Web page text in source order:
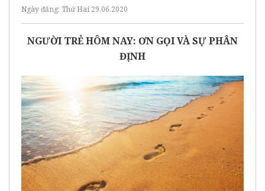
Ngày đăng: Thứ Hai 29.06.2020
NGƯỜI TRẺ HÔM NAY: ƠN GỌI VÀ SỰ PHÂN
ĐỊNH